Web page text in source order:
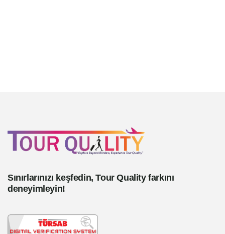
Sınırlarınızı keşfedin, Tour Quality farkını
deneyimleyin!